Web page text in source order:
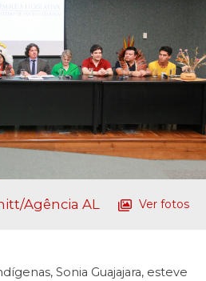
Agência AL Ver fotos
Sonia Guajajara, esteve